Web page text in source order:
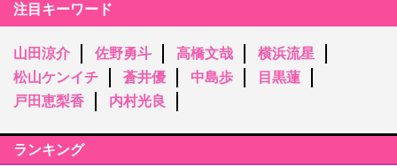
注目キーワード
山田涼介 佐野勇斗 高橋文哉
横浜流星
松山ケンイチ
蒼井優 中島歩
目黒蓮
戸田恵梨香
内村光良
ランキング